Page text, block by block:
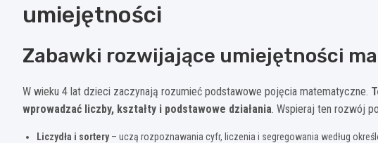
umiejętności
Zabawki rozwijające umiejętności
W wieku 4 lat dzieci zaczynają rozumieć podstawowe pojęcia matematyczne.
wprowadzać liczby, kształty i podstawowe działania. Wspieraj ten rozwój
Liczydła i sortery– uczą rozpoznawania cyfr, liczenia i segregowania według